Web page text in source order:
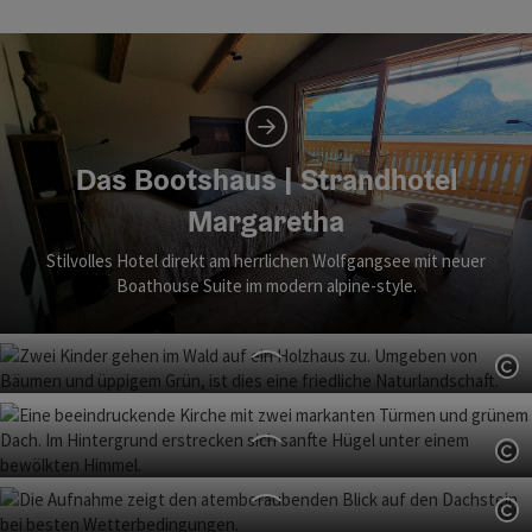
Das Bootshaus | Strandhotel
Margaretha
Stilvolles Hotel direkt am herrlichen Wolfgangsee mit neuer
Boathouse Suite im modern alpine-style.
Ramenai
Exklusive Hütten in Abgeschiedenheit zum Seele
baumeln lassen.
Stift St. Florian